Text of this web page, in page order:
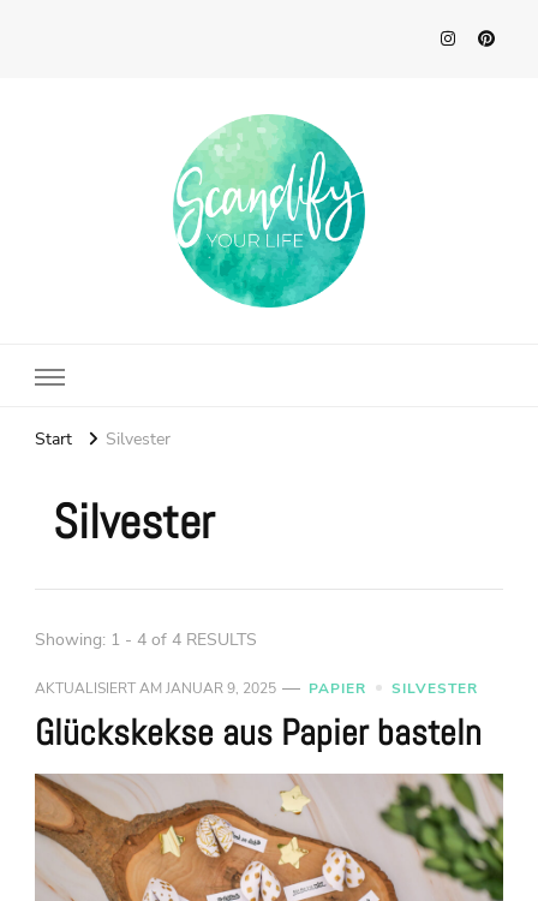
Start Silvester
Silvester
Showing: 1 - 4 of 4 RESULTS
AKTUALISIERT AM JANUAR 9, 2025 PAPIER SILVESTER
Glückskekse aus Papier basteln